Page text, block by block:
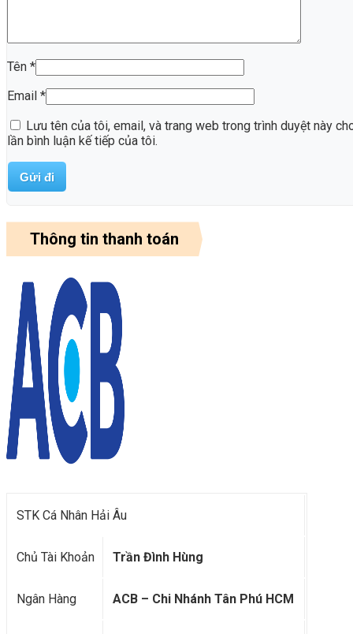
Tên *
Email *
Lưu tên của tôi, email, và trang web trong trình duyệt này
lần bình luận kế tiếp của tôi.
Thông tin thanh toán
STK Cá Nhân Hải Âu
Chủ Tài Khoản Trần Đình Hùng
Ngân Hàng ACB – Chi Nhánh Tân Phú HCM